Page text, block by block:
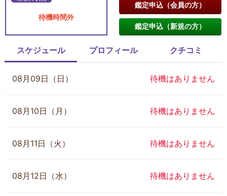
待機時間外
鑑定申込（会員の方）
鑑定申込（新規の方）
スケジュール プロフィール クチコミ
08月09日（日） 待機はありません
08月10日（月） 待機はありません
08月11日（火） 待機はありません
08月12日（水） 待機はありません